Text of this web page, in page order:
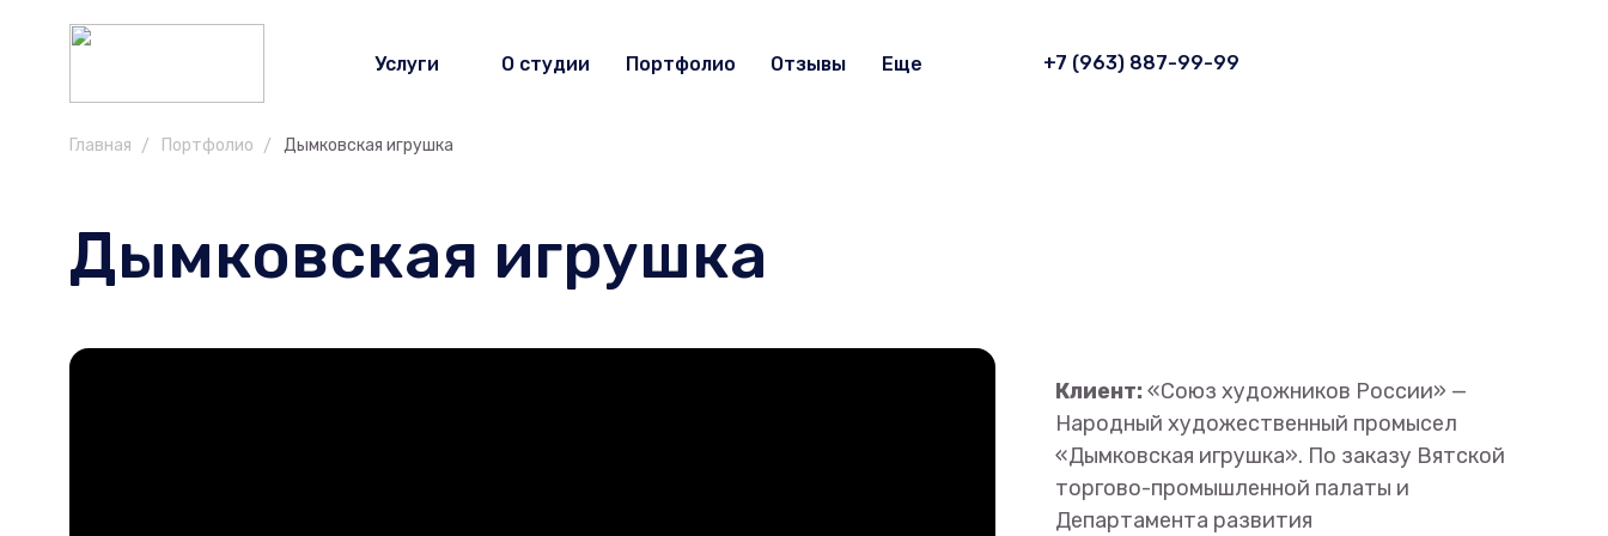
Услуги О студии Портфолио Отзывы Еще +7 (963) 887-99-99
Главная Портфолио Дымковская игрушка
Дымковская игрушка
Клиент:«Союз художников России» —
Народный художественный промысел
«Дымковская игрушка». По заказу Вятской
торгово-промышленной палаты и
Департамента развития